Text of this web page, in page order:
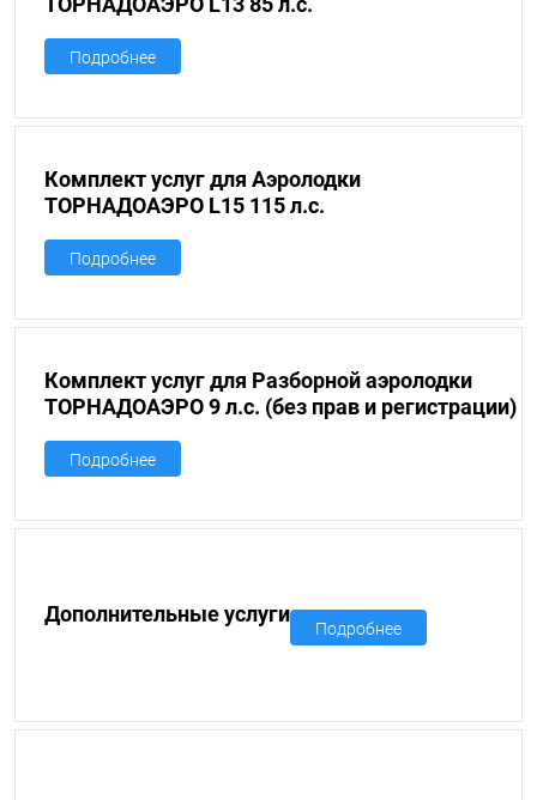
Подробнее
Комплект услуг для Аэролодки
ТОРНАДОАЭРО L15 115 л.с.
Подробнее
Комплект услуг для Разборной аэролодки
ТОРНАДОАЭРО 9 л.с. (без прав и регистрации)
Подробнее
Дополнительные услуги
Подробнее